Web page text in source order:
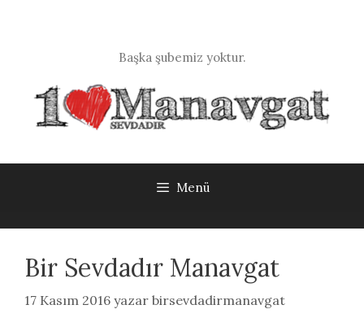
Başka şubemiz yoktur.
Menü
Bir Sevdadır Manavgat
17 Kasım 2016 yazar birsevdadirmanavgat